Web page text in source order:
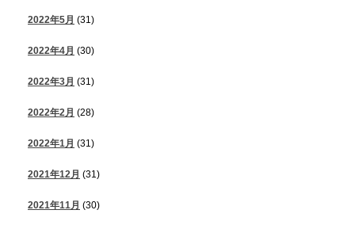
2022年5月 (31)
2022年4月 (30)
2022年3月 (31)
2022年2月 (28)
2022年1月 (31)
2021年12月 (31)
2021年11月 (30)